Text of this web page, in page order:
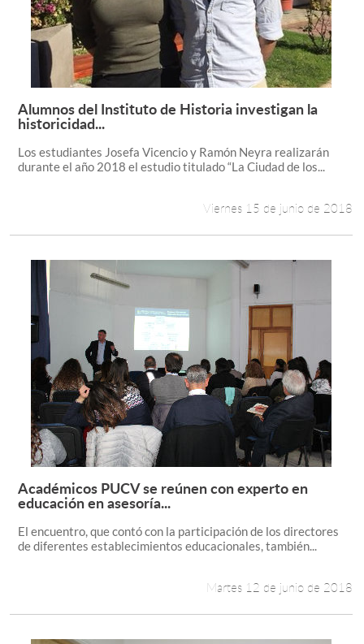
Leer más +
Alumnos del Instituto de Historia investigan la
historicidad...
Los estudiantes Josefa Vicencio y Ramón Neyra realizarán
durante el año 2018 el estudio titulado “La Ciudad de los...
Viernes 15 de junio de 2018
Leer más +
Académicos PUCV se reúnen con experto en
educación en asesoría...
El encuentro, que contó con la participación de los directores
de diferentes establecimientos educacionales, también...
Martes 12 de junio de 2018